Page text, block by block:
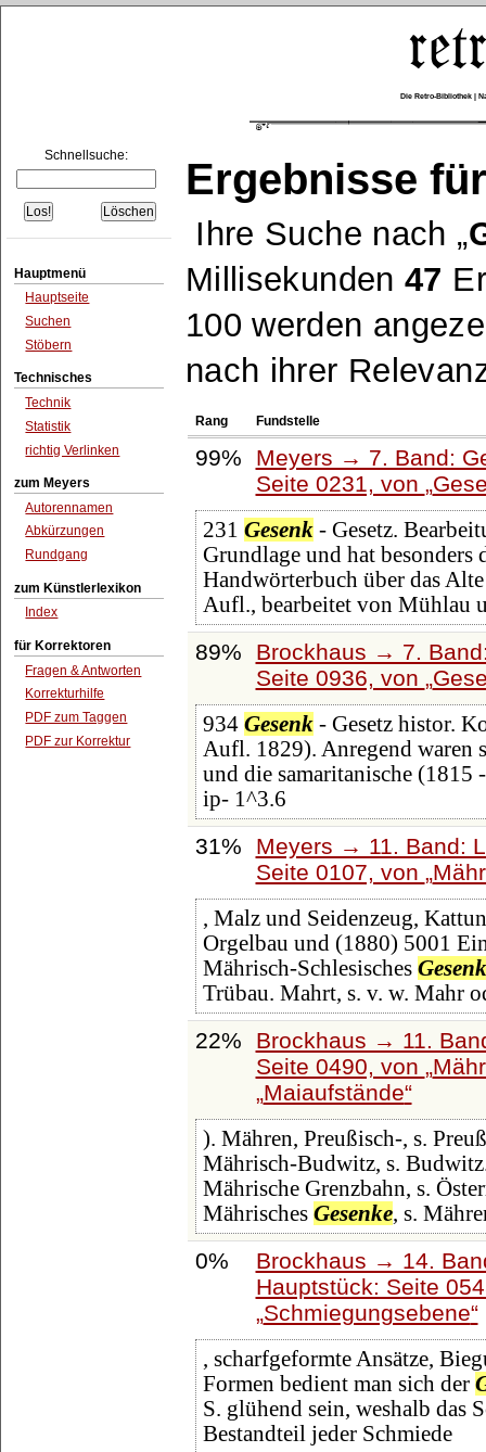
Die Retro-Bibliothek |
Schnellsuche:
Hauptmenü
Hauptseite
Suchen
Stöbern
Technisches
Technik
Statistik
richtig Verlinken
zum Meyers
Autorennamen
Abkürzungen
Rundgang
zum Künstlerlexikon
Index
für Korrektoren
Fragen & Antworten
Korrekturhilfe
PDF zum Taggen
PDF zur Korrektur
Ergebnisse
Ihre Suche nach
Millisekunden47
100 werden
nach ihrer
Rang Fundstelle
99%
Meyers → 7. Band:
Seite 0231, von
231 Gesenk- Gesetz.
Grundlage und hat besonders
Handwörterbuch über das
Aufl., bearbeitet von Mühlau
89%
Brockhaus → 7.
Seite 0936, von
934 Gesenk- Gesetz histor.
Aufl. 1829). Anregend waren
und die samaritanische
ip- 1^3.6
31%
Meyers → 11. Band:
Seite 0107, von
, Malz und Seidenzeug,
Orgelbau und (1880) 5001
Mährisch-Schlesisches
Trübau. Mahrt, s. v. w. Mahr
22%
Brockhaus → 11.
Seite 0490, von
Maiaufstände
). Mähren, Preußisch-, s.
Mährisch-Budwitz, s.
Mährische Grenzbahn, s.
Mährisches Gesenke, s.
0%
Brockhaus → 14.
Hauptstück: Seite
Schmiegungsebene
, scharfgeformte Ansätze,
Formen bedient man sich der
S. glühend sein, weshalb das
Bestandteil jeder Schmiede